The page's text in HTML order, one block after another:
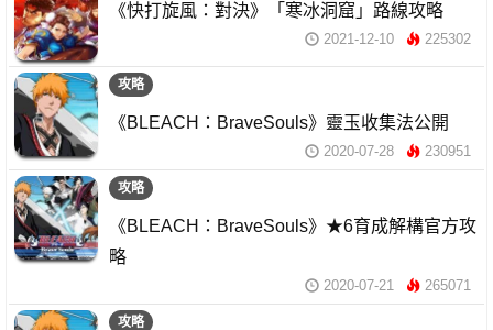
《快打旋風：對決》「寒冰洞窟」路線攻略
2021-12-10 225302
攻略
《BLEACH：BraveSouls》靈玉收集法公開
2020-07-28 230951
攻略
《BLEACH：BraveSouls》★6育成解構官方攻
略
2020-07-21 265071
攻略